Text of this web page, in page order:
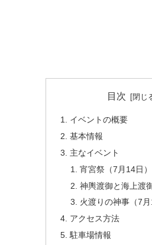
目次
イベントの概要
基本情報
主なイベント
宵宮祭（7月14日）
神輿渡御と海上渡
火渡りの神事（7月
アクセス方法
駐車場情報